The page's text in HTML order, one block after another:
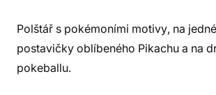
Polštář s pokémoními motivy, na
postavičky oblíbeného Pikachu a na
pokeballu.